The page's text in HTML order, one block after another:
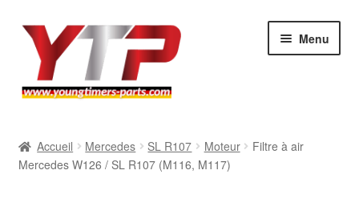
Aller
navigation
Aller
contenu
Menu
BMW
Accueil Mercedes SL R107 Moteur
Filtre à air
Mercedes W126 / SL R107 (M116, M117)